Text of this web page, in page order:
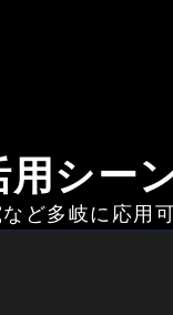
シー
ど多岐に応用可